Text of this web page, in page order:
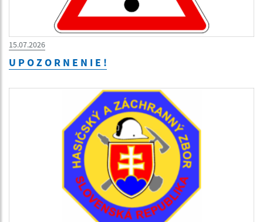
15.07.2026
U P O Z O R N E N I E !